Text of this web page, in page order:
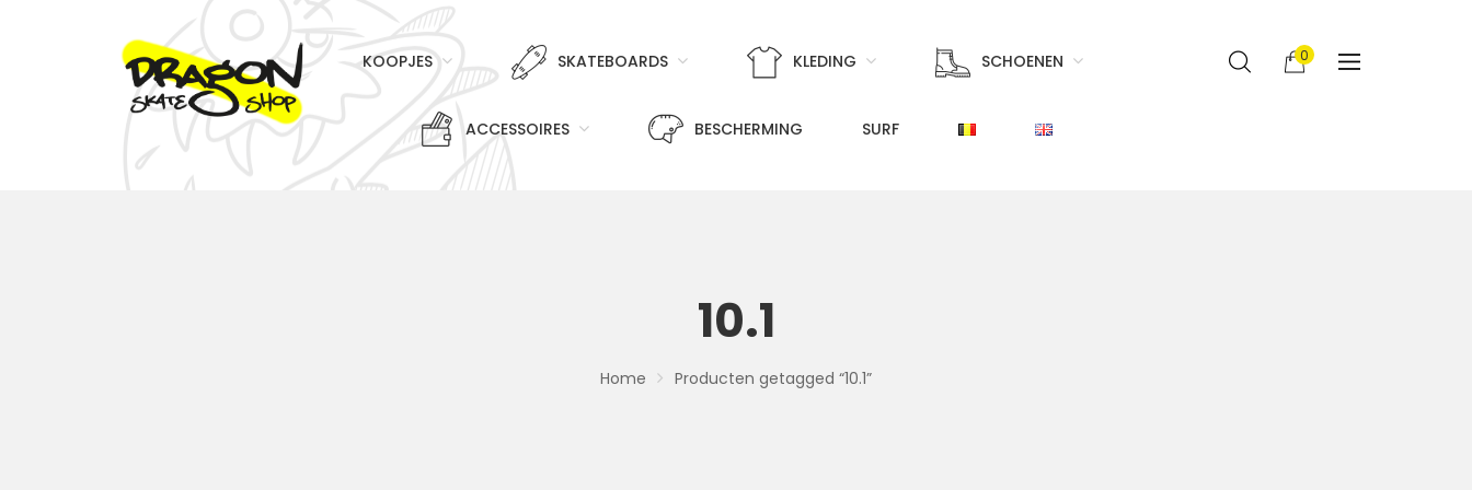
KOOPJES SKATEBOARDS KLEDING SCHOENEN
ACCESSOIRES BESCHERMING SURF
0
10.1
Home Producten getagged “10.1”